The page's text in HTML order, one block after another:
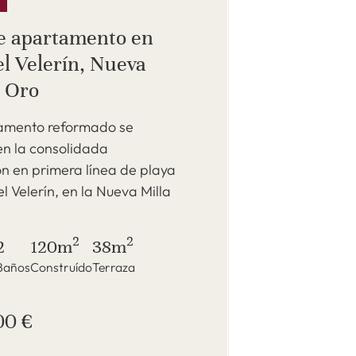
apartamento en
Velerín, Nueva
reformado se
la consolidada
en primera línea de playa
Velerín, en la Nueva Milla
120m2
Construído
38m2
Terraza
€